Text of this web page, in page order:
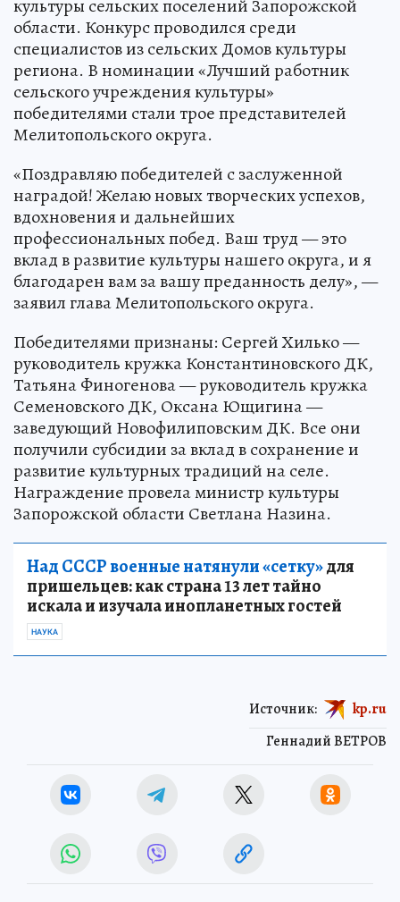
культуры сельских поселений Запорожской
области. Конкурс проводился среди
специалистов из сельских Домов культуры
региона. В номинации «Лучший работник
сельского учреждения культуры»
победителями стали трое представителей
Мелитопольского округа.
«Поздравляю победителей с заслуженной
наградой! Желаю новых творческих успехов,
вдохновения и дальнейших
профессиональных побед. Ваш труд — это
вклад в развитие культуры нашего округа, и я
благодарен вам за вашу преданность делу», —
заявил глава Мелитопольского округа.
Победителями признаны: Сергей Хилько —
руководитель кружка Константиновского ДК,
Татьяна Финогенова — руководитель кружка
Семеновского ДК, Оксана Ющигина —
заведующий Новофилиповским ДК. Все они
получили субсидии за вклад в сохранение и
развитие культурных традиций на селе.
Награждение провела министр культуры
Запорожской области Светлана Назина.
Над СССР военные натянули «сетку»для
пришельцев: как страна 13 лет тайно
искала и изучала инопланетных гостей
НАУКА
Геннадий ВЕТРОВ
Источник: kp.ru